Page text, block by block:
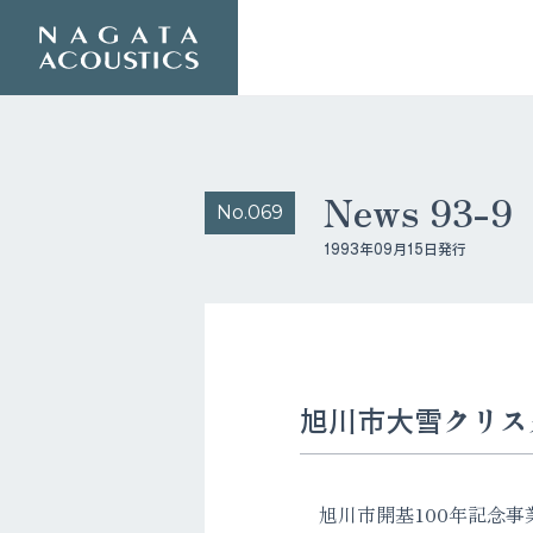
No.069 News 93-9
1993年09月15日発行
旭川市大雪クリ
旭川市開基100年記念事